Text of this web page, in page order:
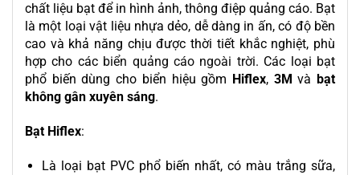
chất liệu bạt để in hình ảnh, thông điệp quảng cáo. Bạt
là một loại vật liệu nhựa dẻo, dễ dàng in ấn, có độ bền
cao và khả năng chịu được thời tiết khắc nghiệt, phù
hợp cho các biển quảng cáo ngoài trời. Các loại bạt
phổ biến dùng cho biển hiệu gồm Hiflex, 3M vàbạt
không gân xuyên sáng.
Bạt Hiflex:
Là loại bạt PVC phổ biến nhất, có màu trắng sữa,